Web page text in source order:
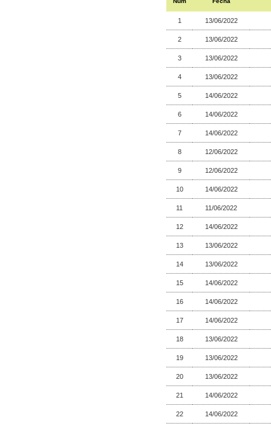
1 13/06/2022
2 13/06/2022
3 13/06/2022
4 13/06/2022
5 14/06/2022
6 14/06/2022
7 14/06/2022
8 12/06/2022
9 12/06/2022
10 14/06/2022
11 11/06/2022
12 14/06/2022
13 13/06/2022
14 13/06/2022
15 14/06/2022
16 14/06/2022
17 14/06/2022
18 13/06/2022
19 13/06/2022
20 13/06/2022
21 14/06/2022
22 14/06/2022